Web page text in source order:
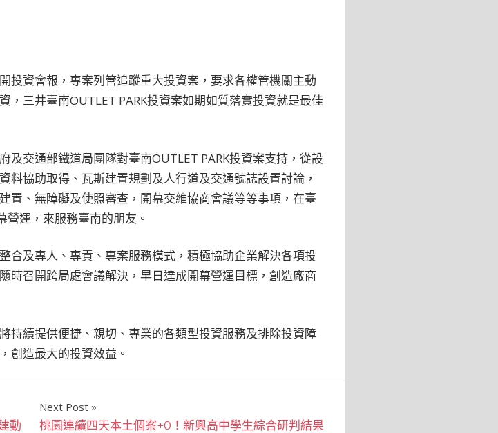
投資會報，專案列管追蹤重大投資案，要求各權管機關主動
三井臺南OUTLET PARK投資案如期如質落實投資就是最佳
交通部鐵道局團隊對臺南OUTLET PARK投資案支持，從設
協助取得、瓦斯建置規劃及人行道及交通號誌設置討論，
置、無障礙及使照審查，開幕交維協商會議等等事項，在臺
運，來服務臺南的朋友。
合及專人、專責、專案服務模式，積極協助企業解決各項投
時召開跨局處會議解決，早日達成開幕營運目標，創造廠商
持續提供便捷、親切、專業的各類型投資服務及排除投資障
創造最大的投資效益。
動
Next Post
桃園連續四天本土個案+0！新興高中學生綜合研判結果